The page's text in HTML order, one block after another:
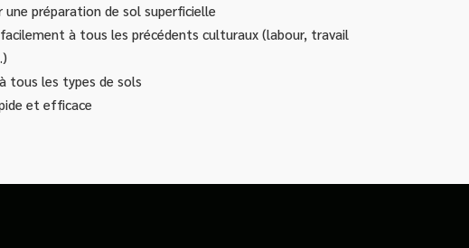
une préparation de sol superficielle
facilement à tous les précédents culturaux (labour, travail
tous les types de sols
et efficace